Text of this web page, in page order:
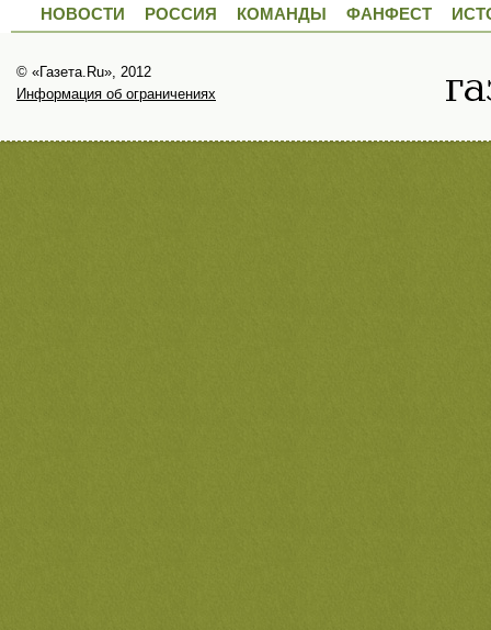
НОВОСТИ РОССИЯ КОМАНДЫ ФАНФЕСТ
© «Газета.Ru», 2012
Информация об ограничениях